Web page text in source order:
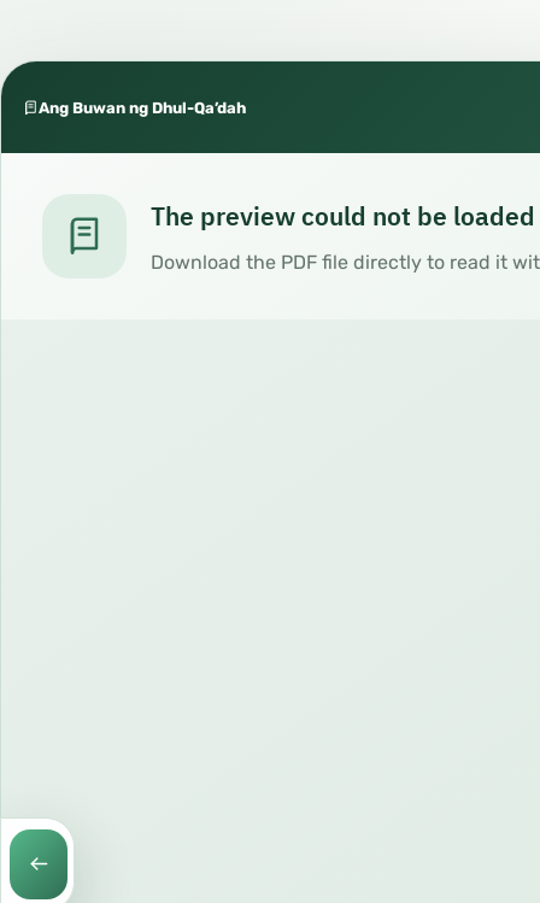
Ang Buwan ng Dhul-Qa’dah
The preview could not be loaded
Download the PDF file directly to read it